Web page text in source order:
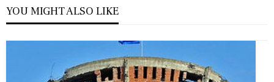
YOU MIGHT ALSO LIKE